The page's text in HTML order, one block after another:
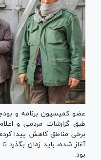
عضو کمیسیون برنامه و
طبق گزارشات مردمی و
برخی مناطق کاهش پیدا
آغاز شده، باید زمان
بود.